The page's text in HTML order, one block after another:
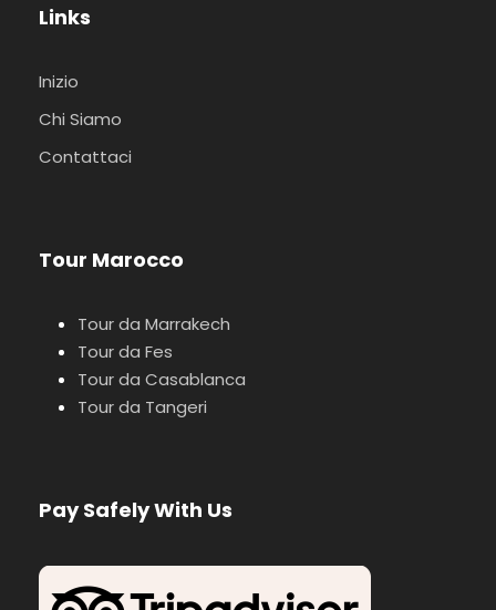
Links
Inizio
Chi Siamo
Contattaci
Tour Marocco
Tour da Marrakech
Tour da Fes
Tour da Casablanca
Tour da Tangeri
Pay Safely With Us